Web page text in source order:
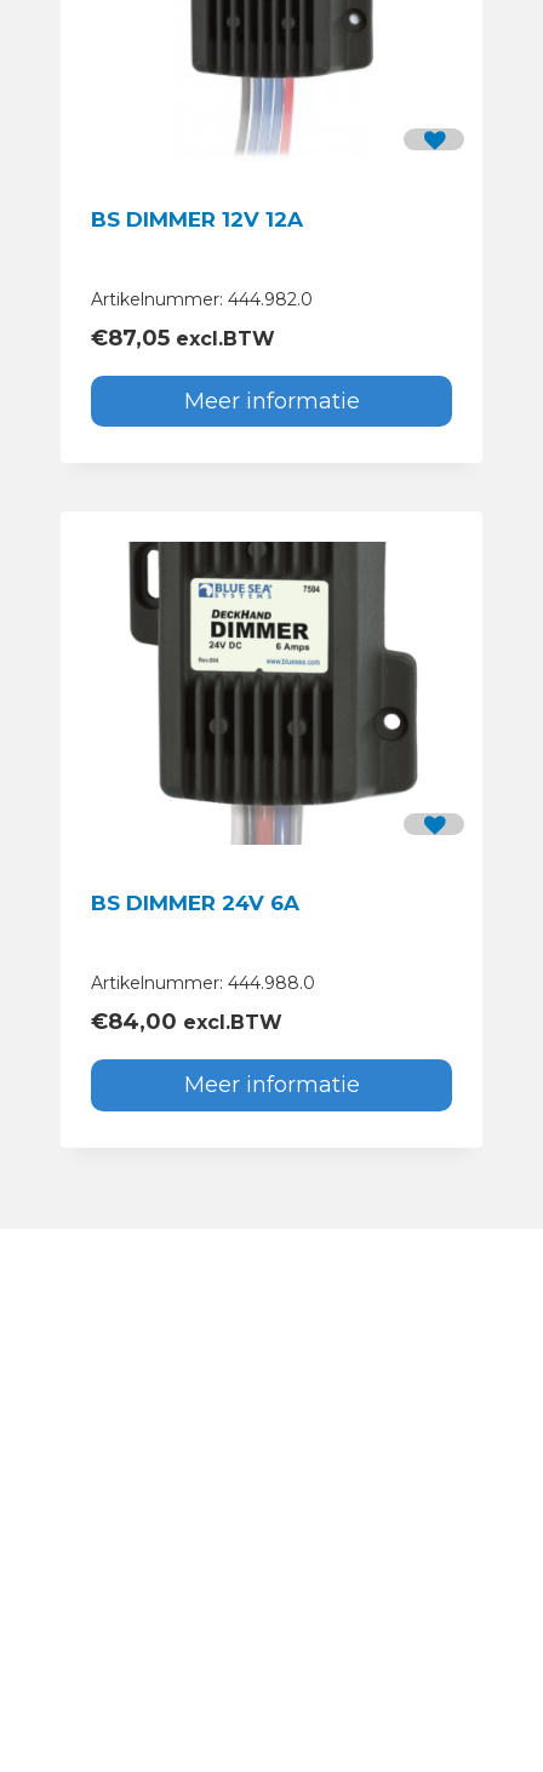
BS DIMMER 12V 12A
Artikelnummer: 444.982.0
€87,05 excl.BTW
Meer informatie
BS DIMMER 24V 6A
Artikelnummer: 444.988.0
€84,00 excl.BTW
Meer informatie